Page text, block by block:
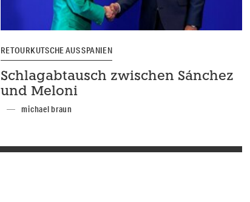
RETOURKUTSCHE AUS SPANIEN
Schlagabtausch zwischen Sánchez
und Meloni
michael braun